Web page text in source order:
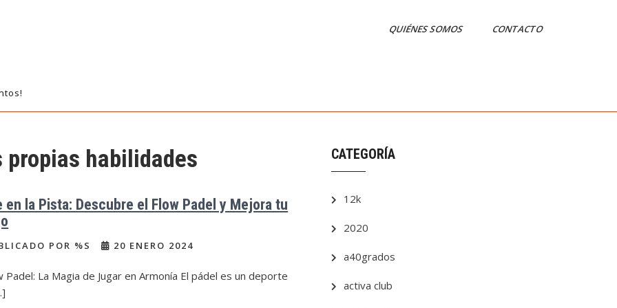
QUIÉNES SOMOS CONTACTO
habilidades
en la Pista: Descubre el Flow Padel y Mejora tu
POR %S 20 ENERO 2024
Padel: La Magia de Jugar en Armonía El pádel es un deporte
CATEGORÍA
12k
2020
a40grados
activa club